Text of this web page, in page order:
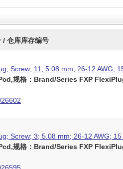
/ 仓库库存编号
Screw; 11; 5.08 mm; 26-12 AWG;
规格：Brand/Series FXP
Screw; 3; 5.08 mm; 26-12 AWG; 15
规格：Brand/Series FXP